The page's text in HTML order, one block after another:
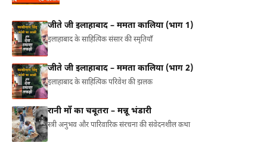
जीते जी इलाहाबाद – ममता कालिया (भाग 1)
इलाहाबाद के साहित्यिक संसार की स्मृतियाँ
जीते जी इलाहाबाद – ममता कालिया (भाग 2)
इलाहाबाद के साहित्यिक परिवेश की झलक
रानी माँ का चबूतरा – मन्नू भंडारी
स्त्री अनुभव और पारिवारिक संरचना की संवेदनशील कथा